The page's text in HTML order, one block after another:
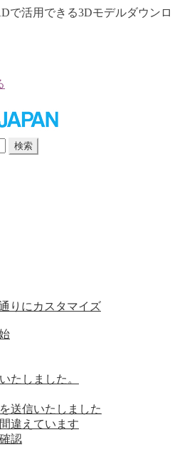
で活用できる3Dモデルダウンロ
検索
りにカスタマイズ
たしました。
送信いたしました
違えています
認